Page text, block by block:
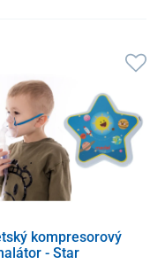
kompresorový
- Star